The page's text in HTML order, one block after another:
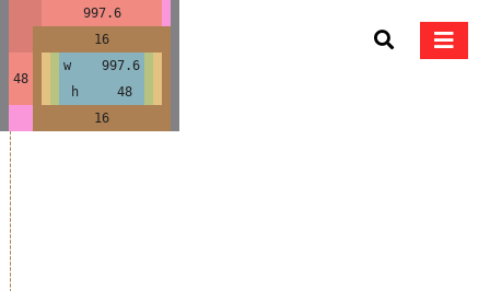
h 48
w 997.6
48
997.6
16
16